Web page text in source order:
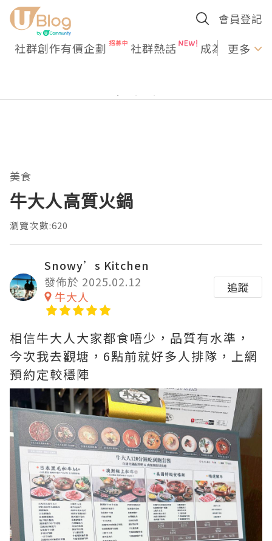
會員登記
社群創作有價企劃 社群熱話 成為U更多
美食
牛大人高質火鍋
瀏覽次數:620
Snowy’s Kitchen
發佈於 2025.02.12
牛大人
追蹤
相信牛大人大家都食唔少，品質有水準，
今次我去觀塘，6點前就好多人排隊，上網
預約定較穩陣